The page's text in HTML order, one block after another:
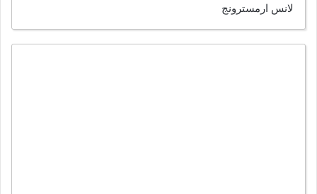
لانس ارمسترونج